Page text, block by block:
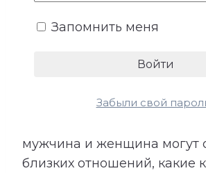
потребности произносятся
становится причиной обид и
мужчина и женщина могут
близких отношений, какие
Запомнить меня
Забыли свой